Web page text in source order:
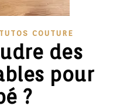
TUTOS COUTURE
des
pour
?